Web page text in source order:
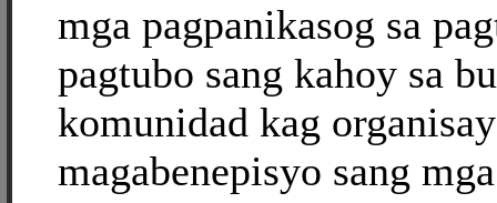
mga pagpanikasog sa
pagtubo sang kahoy sa
komunidad kag
magabenepisyo sang